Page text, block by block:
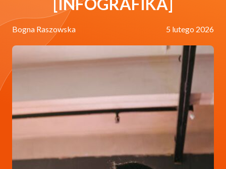
Bogna Raszowska 5 lutego 2026